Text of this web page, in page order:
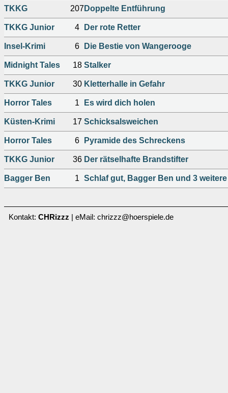
TKKG 207 Doppelte Entführung
TKKG Junior 4 Der rote Retter
Insel-Krimi 6 Die Bestie von Wangerooge
Midnight Tales 18 Stalker
TKKG Junior 30 Kletterhalle in Gefahr
Horror Tales 1 Es wird dich holen
Küsten-Krimi 17 Schicksalsweichen
Horror Tales 6 Pyramide des Schreckens
TKKG Junior 36 Der rätselhafte Brandstifter
Bagger Ben 1 Schlaf gut, Bagger Ben und 3
Kontakt: CHRizzz | eMail: chrizzz@hoerspiele.de